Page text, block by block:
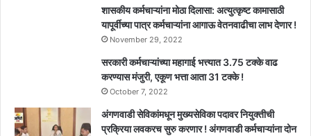
शासकीय कर्मचाऱ्यांना मोठा दिलासा: अत्युत्कृष्ट कामासाठी
यापूर्वीच्या पात्र कर्मचाऱ्यांना आगाऊ वेतनवाढीचा लाभ देणार !
November 29, 2022
सरकारी कर्मचाऱ्यांच्या महागाई भत्त्यात 3.75 टक्के वाढ
करण्यास मंजुरी, एकूण भत्ता आता 31 टक्के !
October 7, 2022
अंगणवाडी सेविकांमधून मुख्यसेविका पदावर नियुक्तीची
प्रक्रिया लवकरच सुरु करणार ! अंगणवाडी कर्मचाऱ्यांना दोन